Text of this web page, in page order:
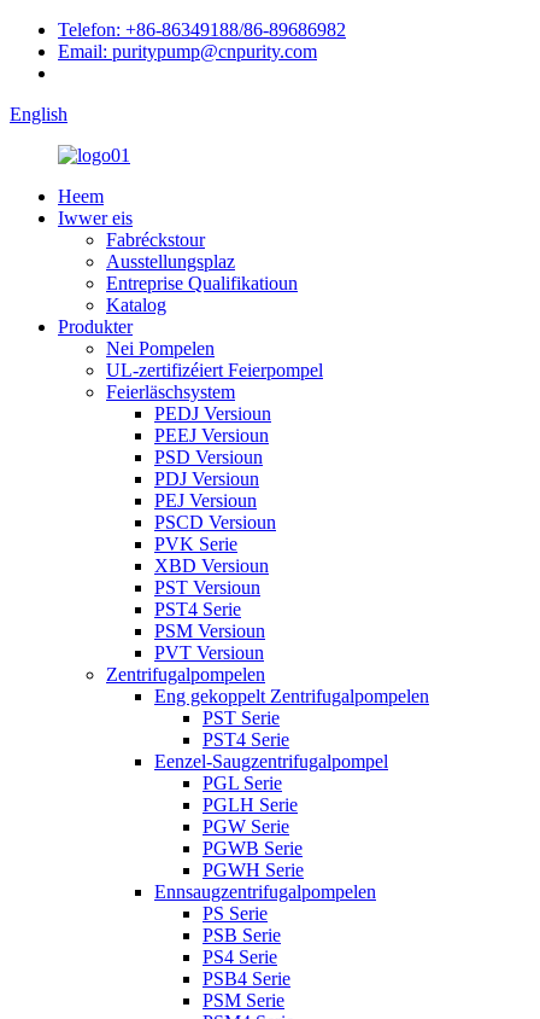
Telefon: +86-86349188/86-89686982
Email: puritypump@cnpurity.com
English
Heem
Iwwer eis
Fabréckstour
Ausstellungsplaz
Entreprise Qualifikatioun
Katalog
Produkter
Nei Pompelen
UL-zertifizéiert Feierpompel
Feierläschsystem
PEDJ Versioun
PEEJ Versioun
PSD Versioun
PDJ Versioun
PEJ Versioun
PSCD Versioun
PVK Serie
XBD Versioun
PST Versioun
PST4 Serie
PSM Versioun
PVT Versioun
Zentrifugalpompelen
Eng gekoppelt Zentrifugalpompelen
PST Serie
PST4 Serie
Eenzel-Saugzentrifugalpompel
PGL Serie
PGLH Serie
PGW Serie
PGWB Serie
PGWH Serie
Ennsaugzentrifugalpompelen
PS Serie
PSB Serie
PS4 Serie
PSB4 Serie
PSM Serie